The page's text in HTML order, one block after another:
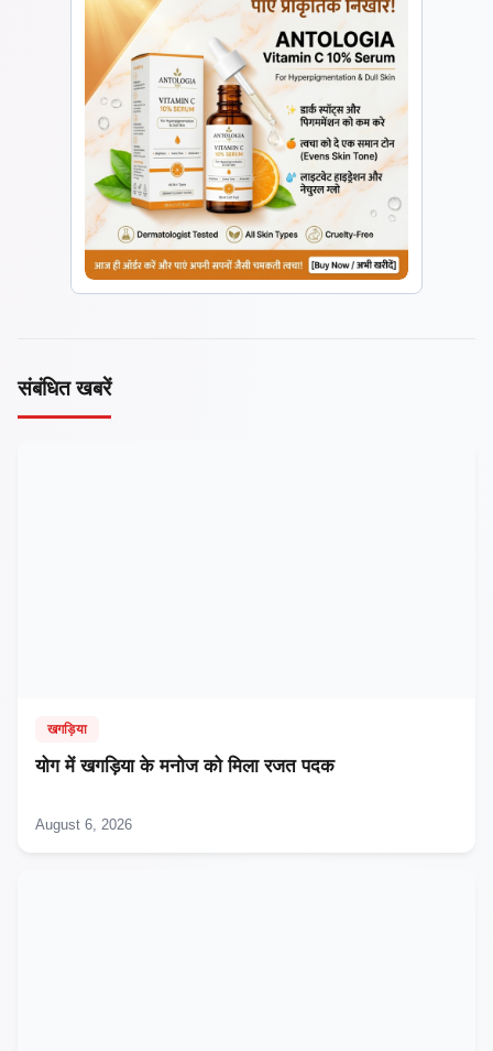
संबंधित खबरें
खगड़िया
​योग में खगड़िया के मनोज को मिला रजत पदक
August 6, 2026